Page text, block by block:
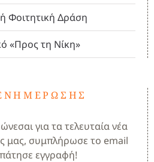
Φοιτητική Δράση
«Προς τη Νίκη»
για τα τελευταία νέα
μας, συμπλήρωσε το email
εγγραφή!